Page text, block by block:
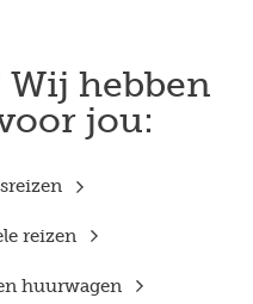
Wij hebben
jou:
reizen
huurwagen